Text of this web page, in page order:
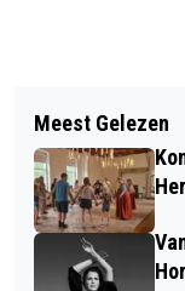
DRINGENDE
NVDE, HIER
DE
Meest Gelezen